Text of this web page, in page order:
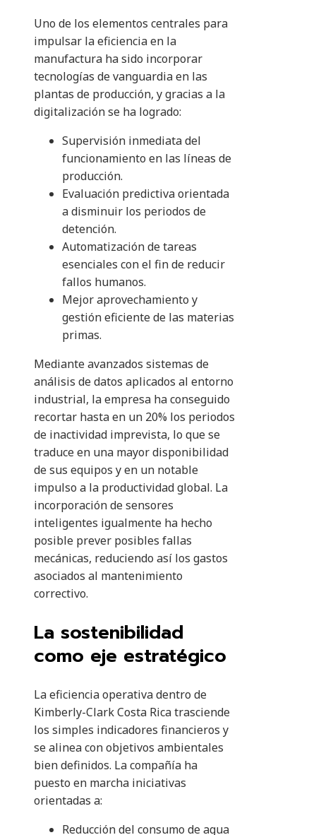
Uno de los elementos centrales para
impulsar la eficiencia en la
manufactura ha sido incorporar
tecnologías de vanguardia en las
plantas de producción, y gracias a la
digitalización se ha logrado:
Supervisión inmediata del
funcionamiento en las líneas de
producción.
Evaluación predictiva orientada
a disminuir los periodos de
detención.
Automatización de tareas
esenciales con el fin de reducir
fallos humanos.
Mejor aprovechamiento y
gestión eficiente de las materias
primas.
Mediante avanzados sistemas de
análisis de datos aplicados al entorno
industrial, la empresa ha conseguido
recortar hasta en un 20% los periodos
de inactividad imprevista, lo que se
traduce en una mayor disponibilidad
de sus equipos y en un notable
impulso a la productividad global. La
incorporación de sensores
inteligentes igualmente ha hecho
posible prever posibles fallas
mecánicas, reduciendo así los gastos
asociados al mantenimiento
correctivo.
La sostenibilidad
como eje estratégico
La eficiencia operativa dentro de
Kimberly-Clark Costa Rica trasciende
los simples indicadores financieros y
se alinea con objetivos ambientales
bien definidos. La compañía ha
puesto en marcha iniciativas
orientadas a:
Reducción del consumo de agua